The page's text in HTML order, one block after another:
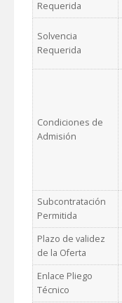
Requerida
Solvencia
Requerida
Condiciones de
Admisión
Subcontratación
Permitida
Plazo de validez
de la Oferta
Enlace Pliego
Técnico